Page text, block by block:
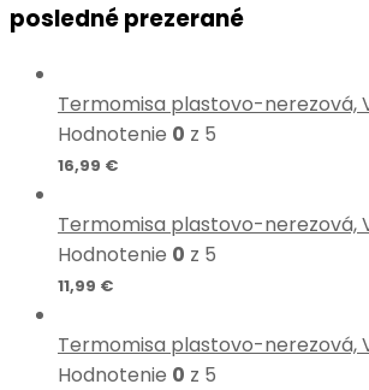
posledné prezerané
Termomisa plastovo-nerezová,
Hodnotenie 0 z 5
16,99 €
Termomisa plastovo-nerezová,
Hodnotenie 0 z 5
11,99 €
Termomisa plastovo-nerezová,
Hodnotenie 0 z 5